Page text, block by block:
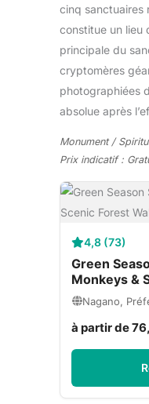
cinq sanctuaires
constitue un lieu
principale du
cryptomères
photographiées
absolue après
Monument /
Prix indicatif :
4,8 (73)
Green
Monkeys &
Nagano,
à partir de